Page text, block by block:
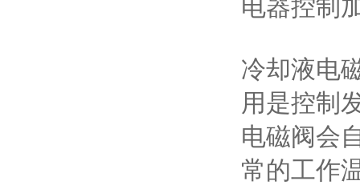
电器控制
冷却液电
用是控制
电磁阀会
常的工作